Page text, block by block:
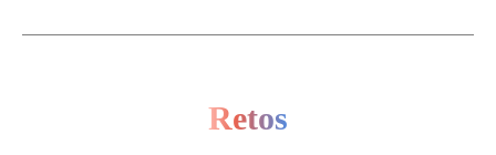
Retos